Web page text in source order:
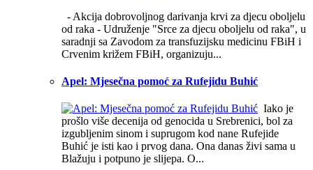
- Akcija dobrovoljnog darivanja krvi za djecu oboljelu
od raka - Udruženje "Srce za djecu oboljelu od raka", u
saradnji sa Zavodom za transfuzijsku medicinu FBiH i
Crvenim križem FBiH, organizuju...
Apel: Mjesečna pomoć za Rufejidu Buhić
Iako je
prošlo više decenija od genocida u Srebrenici, bol za
izgubljenim sinom i suprugom kod nane Rufejide
Buhić je isti kao i prvog dana. Ona danas živi sama u
Blažuju i potpuno je slijepa. O...